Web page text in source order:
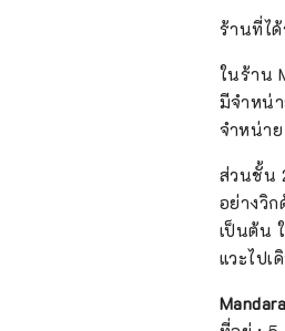
ร้านที่ไ
ในร้าน
มีจำหน่
จำหน่าย
ส่วนชั้น
อย่างวิ
เป็นต้น
แวะไปเ